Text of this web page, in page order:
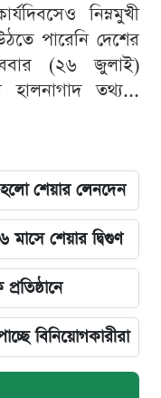
নিম্নমুখী
পারেনি দেশের
(২৬ জুলাই)
তথ্য...
শেয়ার লেনদেন
শেয়ার দ্বিগুণ
বিনিয়োগকারীরা